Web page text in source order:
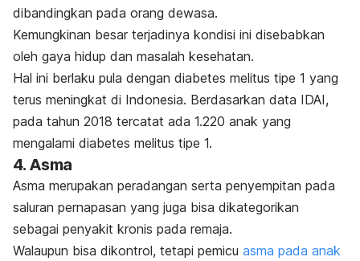
dibandingkan pada orang dewasa.
Kemungkinan besar terjadinya kondisi ini disebabkan
oleh gaya hidup dan masalah kesehatan.
Hal ini berlaku pula dengan diabetes melitus tipe 1 yang
terus meningkat di Indonesia. Berdasarkan data IDAI,
pada tahun 2018 tercatat ada 1.220 anak yang
mengalami diabetes melitus tipe 1.
4. Asma
Asma merupakan peradangan serta penyempitan pada
saluran pernapasan yang juga bisa dikategorikan
sebagai penyakit kronis pada remaja.
Walaupun bisa dikontrol, tetapi pemicu asma pada anak